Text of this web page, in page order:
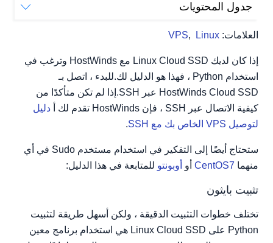
العلامات: VPS, Linux
جدول المحتويات
باستخدام أوامر بايثون
تشغيل نصوص Python
إذا كان لديك Linux Cloud SSD مع HostWinds وترغب في
استخدام Python ، فهذا هو الدليل لك.للبدء ، اتصل بـ
HostWinds Cloud SSD عبر SSH.إذا لم تكن متأكدًا من
كيفية الاتصال عبر SSH ، فإن HostWinds تقدم لك أ
دليل
لتوصيل VPS الخاص بك مع SSH
.
ستحتاج أيضًا إلى التفكير في استخدام مستخدم Sudo في أي
منهما CentOS7 أو أوبونتو للمتابعة في هذا الدليل:
تثبيت بايثون
تختلف خطوات التثبيت الدقيقة ، ولكن أسهل طريقة لتثبيت
Python على Linux Cloud SSD هي استخدام برنامج معين